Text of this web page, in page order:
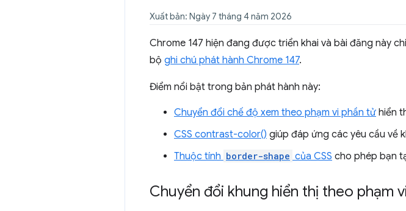
Xuất bản: Ngày 7 tháng 4 năm 2026
Chrome 147 hiện đang được triển khai và bài đăng này
bộ ghi chú phát hành Chrome 147.
Điểm nổi bật trong bản phát hành này:
Chuyển đổi chế độ xem theo phạm vi phần tử hiển
CSS contrast-color() giúp đáp ứng các yêu cầu về
Thuộc tính border-shape của CSS cho phép bạn
Chuyển đổi khung hiển thị theo phạm